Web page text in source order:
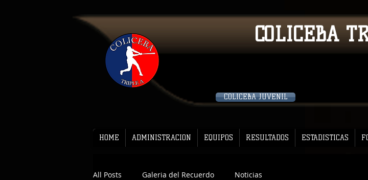
COLICEBA
COLICEBA JUVENIL
HOME ADMINISTRACION EQUIPOS RESULTADOS ESTADISTICAS
All Posts Galeria del Recuerdo Noticias